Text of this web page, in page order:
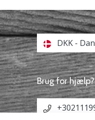
DKK -
Brug for hjælp?